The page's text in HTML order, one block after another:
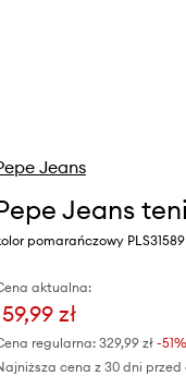
Jeans
Jeans
pomarańczowy PLS31589
aktualna:
zł
regularna: 329,99 zł-51%
cena z 30 dni przed